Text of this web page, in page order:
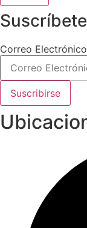
Correo Electrónico
Suscribirse